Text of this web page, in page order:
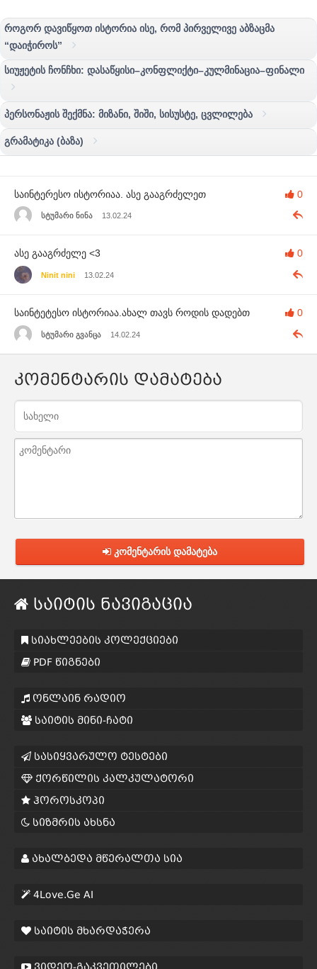
როგორ დავიწყოთ ისტორია ისე, რომ პირველივე აბზაცმა
“დაიჭიროს”
სიუჟეტის ჩონჩხი: დასაწყისი–კონფლიქტი–კულმინაცია–ფინალი
პერსონაჟის შექმნა: მიზანი, შიში, სისუსტე, ცვლილება
გრამატიკა (ბაზა)
0
საინტერესო ისტორიაა. ასე გააგრძელეთ
სტუმარი ნინა 13.02.24
0
ასე გააგრძელე <3
Ninit nini 13.02.24
0
საინტეტესო ისტორიაა.ახალ თავს როდის დადებთ
სტუმარი გვანცა 14.02.24
კომენტარის დამატება
კომენტარის დამატება
საიტის ნავიგაცია
სიახლეების კოლექციები
PDF წიგნები
ონლაინ რადიო
საიტის მინი-ჩატი
სასიყვარულო ტესტები
ქორწილის კალკულატორი
ჰოროსკოპი
სიზმრის ახსნა
ახალბედა მწერალთა სია
4Love.Ge AI
საიტის მხარდაჭერა